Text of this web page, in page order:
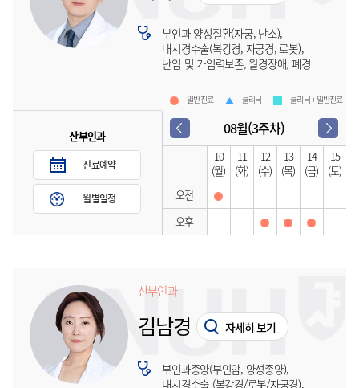
부인과 양성질환(자궁, 난소),
내시경수술(복강경, 자궁경, 로봇),
난임 및 가임력보존, 월경장애, 폐경
일반진료 클리닉 클리닉 + 일반진료
산부인과
진료예약
월별일정
08월(3주차)
10
(월)
11
(화)
12
(수)
13
(목)
14
(금)
15
(토)
오전
오후
산부인과
김남경 자세히 보기
부인과종양(부인암, 양성종양),
내시경수술 (복강경/로봇/자궁경),